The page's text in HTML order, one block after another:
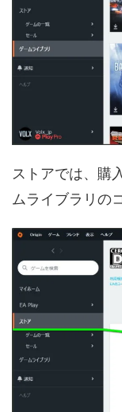
ストアでは、購
ムライブラリの